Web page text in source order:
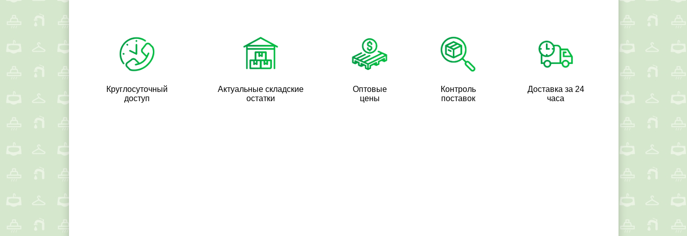
Круглосуточный
доступ
Актуальные складские
остатки
Оптовые
цены
Контроль
поставок
Доставка за 24
часа